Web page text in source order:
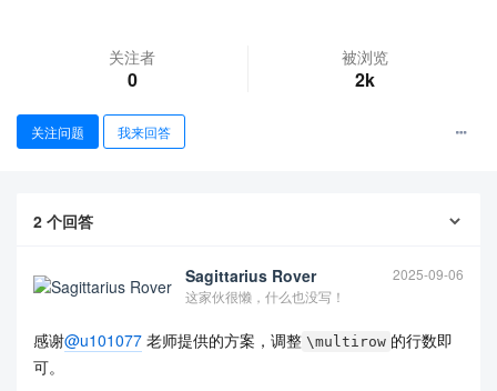
\multirow{2}{*}{圆心在原点} & $x^2+y^2=r^2$ & $a=b
=0$ \\ \cline{2-3}
\multirow{2}{*}{圆过原点} & $(x-a)^2+(y-b)^2=a^2+b
^2$ & $a^2+b^2=r^2$ \\ \cline{2-3}
& $b=0$ \\ \cline{2-3}
& $x^2+y^2+Dx+F=0$ & $E=0$ \\ \hline
& $a=0$ \\ \cline{2-3}
& $x^2+y^2+Ey+F=0$ & $D=0$ \\ \hline
b^2$ & $|b|=r$ \\ \cline{2-3}
& \makecell{$x^2+y^2+Dx+Ey+F=0$\\$(E\neq 0,D^2-4
F=0)$} & $E\neq 0,D^2-4F=0$ \\ \hline
关注者
0
被浏览
2k
关注问题 我来回答
2 个回答
Sagittarius Rover
2025-09-06
这家伙很懒，什么也没写！
感谢@u101077 老师提供的方案，调整 \multirow 的行数即
可。